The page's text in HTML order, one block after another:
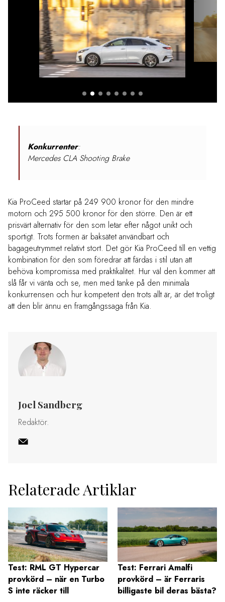
Konkurrenter:
Mercedes CLA Shooting Brake
Kia ProCeed startar på 249 900 kronor för den mindre
motorn och 295 500 kronor för den större. Den är ett
prisvärt alternativ för den som letar efter något unikt och
sportigt. Trots formen är baksätet användbart och
bagageutrymmet relativt stort. Det gör Kia ProCeed till en vettig
kombination för den som föredrar att färdas i stil utan att
behöva kompromissa med praktikalitet. Hur väl den kommer att
slå får vi vänta och se, men med tanke på den minimala
konkurrensen och hur kompetent den trots allt är, är det troligt
att den blir ännu en framgångssaga från Kia.
Joel Sandberg
Redaktör.
Relaterade Artiklar
Test: RML GT Hypercar
provkörd – när en Turbo
S inte räcker till
Test: Ferrari Amalfi
provkörd – är Ferraris
billigaste bil deras bästa?